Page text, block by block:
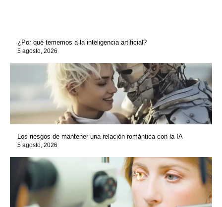
¿Por qué tememos a la inteligencia artificial?
5 agosto, 2026
Los riesgos de mantener una relación romántica con la IA
5 agosto, 2026